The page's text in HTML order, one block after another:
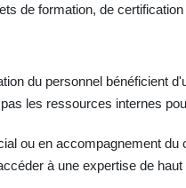
de formation, de
du personnel bénéficient
les ressources internes
ou en accompagnement
à une expertise de